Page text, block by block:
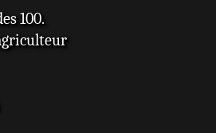
100.